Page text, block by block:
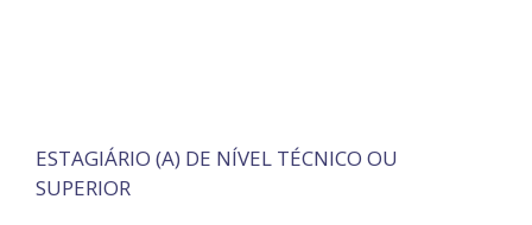
ESTAGIÁRIO (A) DE NÍVEL TÉCNICO OU
SUPERIOR